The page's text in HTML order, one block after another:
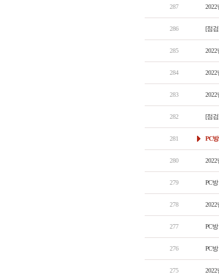
287 2022
286 [점
285 2022
284 2022
283 2022
282 [점
281 PC
280 2022
279 PC
278 2022
277 PC
276 PC
275 2022